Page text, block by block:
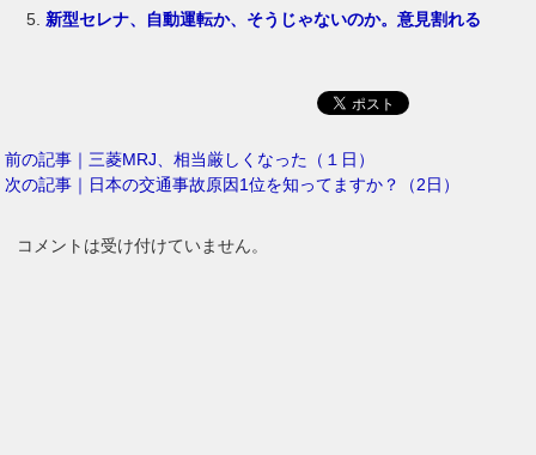
新型セレナ、自動運転か、そうじゃないのか。意見割れる
前の記事｜三菱MRJ、相当厳しくなった（１日）
次の記事｜日本の交通事故原因1位を知ってますか？（2日）
コメントは受け付けていません。